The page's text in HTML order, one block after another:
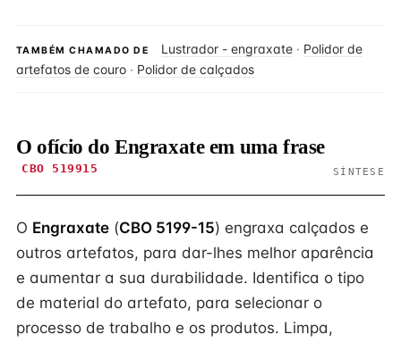
TAMBÉM CHAMADO DE Lustrador - engraxate · Polidor de
artefatos de couro · Polidor de calçados
O ofício do Engraxate em uma frase
CBO 519915 SÍNTESE
O Engraxate (CBO 5199-15) engraxa calçados e
outros artefatos, para dar-lhes melhor aparência
e aumentar a sua durabilidade. Identifica o tipo
de material do artefato, para selecionar o
processo de trabalho e os produtos. Limpa,